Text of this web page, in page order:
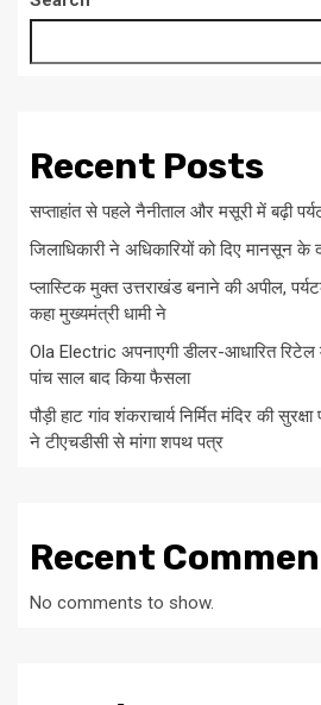
Recent Posts
सप्ताहांत से पहले नैनीताल और मसूरी में बढ़ी
जिलाधिकारी ने अधिकारियों को दिए मानसून के
प्लास्टिक मुक्त उत्तराखंड बनाने की अपील,
कहा मुख्यमंत्री धामी ने
Ola Electric अपनाएगी डीलर-आधारित
पांच साल बाद किया फैसला
पौड़ी हाट गांव शंकराचार्य निर्मित मंदिर की
ने टीएचडीसी से मांगा शपथ पत्र
Recent
No comments to show.